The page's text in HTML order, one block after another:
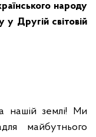
народу
Другій світовій
нашій землі! Ми
майбутнього